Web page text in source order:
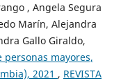
, Angela Segura
Marín, Alejandra
Gallo Giraldo,
mayores,
2021 , REVISTA